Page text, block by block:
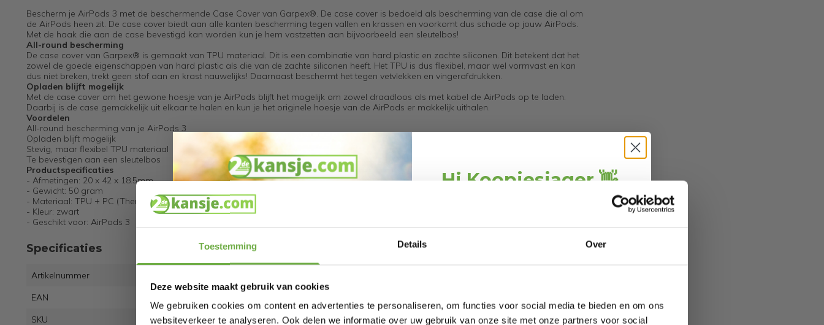
Toestemming Details Over
Deze website maakt gebruik van cookies
We gebruiken cookies om content en advertenties te personaliseren, om functies voor social media te bieden en om ons
websiteverkeer te analyseren. Ook delen we informatie over uw gebruik van onze site met onze partners voor social
Bescherm je AirPods 3 met de beschermende Case Cover van Garpex®. De case cover is bedoeld als bescherming van de case die al om
de AirPods heen zit. De case cover biedt aan alle kanten bescherming tegen vallen en krassen en voorkomt dus schade op jouw AirPods.
Met de haak die aan de case bevestigd kan worden kun je hem vastzetten aan bijvoorbeeld een sleutelbos!
All-round bescherming
De case cover van Garpex® is gemaakt van TPU materiaal. Dit is een combinatie van hard plastic en zachte siliconen. Dit betekent dat het
zowel de goede eigenschappen van hard plastic als die van de zachte siliconen heeft. Het TPU is dus flexibel, maar wel vormvast en kan
dus niet breken, trekt geen stof aan en krast nauwelijks! Daarnaast beschermt het tegen vetvlekken en vingerafdrukken.
Opladen blijft mogelijk
Met de case cover om het gewone hoesje van je AirPods blijft het mogelijk om zowel draadloos als met kabel de AirPods op te laden.
Daarbij is de case gemakkelijk uit elkaar te halen en kun je het originele hoesje van de AirPods er makkelijk uithalen.
Voordelen
All-round bescherming van je AirPods 3
Opladen blijft mogelijk
Stevig, maar flexibel TPU materiaal
Te bevestigen aan een sleutelbos
Productspecificaties
- Afmetingen: 20 x 42 x 18.5mm
- Gewicht: 50 gram
- Materiaal: TPU + PC (Thermoplastic Polyurethane)
- Kleur: zwart
- Geschikt voor: AirPods 3
Specificaties
Artikelnummer
EAN
SKU
148051644
Hi Koopjesjager 👋
direct € 5,-
Bij 2dekansje.com profiteer je van